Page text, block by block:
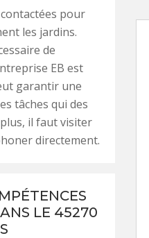
pour
les jardins.
de
EB est
garantir une
tâches qui des
il faut visiter
directement.
LE 45270